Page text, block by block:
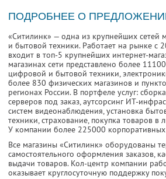
ПОДРОБНЕЕ О
«Ситилинк» — одна из крупнейших сетей
и бытовой техники. Работает на рынке с
входит в топ-5 крупнейших интернет-
магазинах сети представлено более
цифровой и бытовой техники,
более 830 физических магазинов и
регионах России. В портфеле услуг:
серверов под заказ, аутсорсинг ИТ-
систем видеонаблюдения, установка
техники, страхование, покупка товаров в
У компании более 225000 корпоративных
Все магазины «Ситилинк» оборудованы
самостоятельного оформления заказов,
выдачи товаров. Кол-центр компании
оказывает круглосуточную поддержку